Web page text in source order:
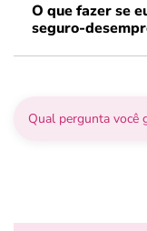
O que fazer se
seguro-